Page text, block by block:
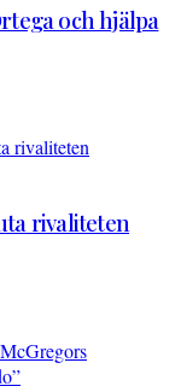
och hjälpa
rivaliteten